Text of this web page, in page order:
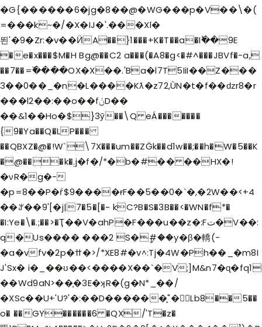
�G{������6�jg�8��@�WG���p�V��\�(
=���k~�/�X�IJ�'.���Xl�
뙨'�9�Zr:�v��ӤA��}1���+K�T��a�Iؕ��9E
�e�x���$M�H Bg@��C2 a���(�A8�g<�#^���JBVf�-a,
��7��=߰����OX�X��.'Ba�l7T5IiI��Z���
3��0��_�n�L����Kƛ�z72,ÙN�t�f��ǳr8�r
���l2��:��o��fݩD��
��&1��Ho�$}3ӯ��\Q eÁ�������
{9�Ya��Q�LP���
��QBXZ�@�!W`\7X���um��ZĠk��d1w��;��h�W�5��K
�@���k�܄j�f�/*�b�#�� ��HX�!
�νR�g�-
�p=8��P�ŕ$9����ɍF��5��0�`�,�2W��<+4
��ꌎ��9'[�j|7�5�[�~ kC?B�S�3B��<�WN�f*�
�I:Ye�\�.;��>�Ҭ��V�ahP�F���u��z�:Fت�V��:
q�Us���� ���2 S�ީ#��y�β�轎(-
�a�vfv�2p�ߚ�>/*XE8#�v˄:Tj�4W�Ph��_�m8I
J'Sx� i�_��ʊ��<����X��`�V;]M&n7�ɋ�fq1
��Wd9aN>��͎�3E�ʞR�(g�N*_��/
�XSc��U+'U?'�:��D������̙"�񭾷Lb8��5��
o� ��GY������6 �QX/'T�z�